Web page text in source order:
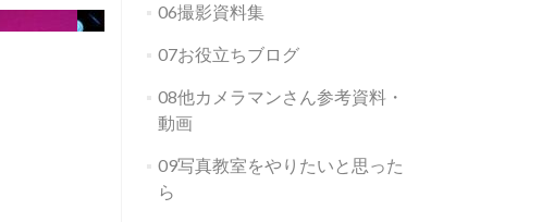
06撮影資料集
07お役立ちブログ
08他カメラマンさん参考資料・
動画
09写真教室をやりたいと思った
ら